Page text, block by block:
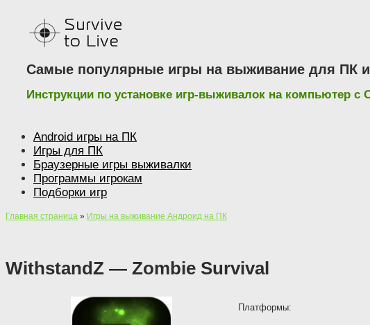
Самые популярные игры на выживание для ПК и
Инструкции по установке игр-выживалок на компьютер с
Android игры на ПК
Игры для ПК
Браузерные игры выживалки
Программы игрокам
Подборки игр
Главная страница » Игры на выживание Андроид на ПК
WithstandZ — Zombie Survival
Платформы: